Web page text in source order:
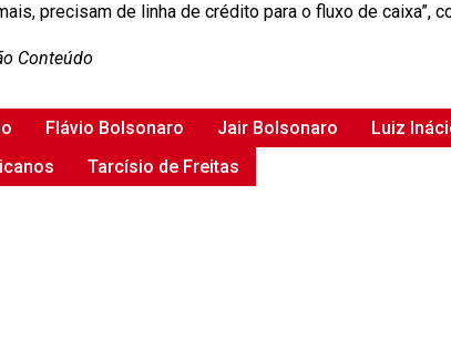
precisam de linha de crédito para o fluxo de caixa”,
Conteúdo
Flávio Bolsonaro Jair Bolsonaro Luiz
Tarcísio de Freitas